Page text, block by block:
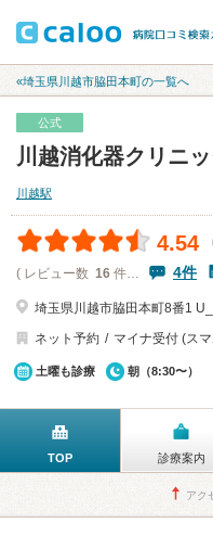
«埼玉県川越市脇田本町の一覧へ
公式
川越消化器クリニ
川越駅
4.54
( レビュー数 16 件… 4件
埼玉県川越市脇田本町8番1
ネット予約
マイナ受付 (ス
土曜も診療 朝（8:30〜）
TOP 診療案内
アク